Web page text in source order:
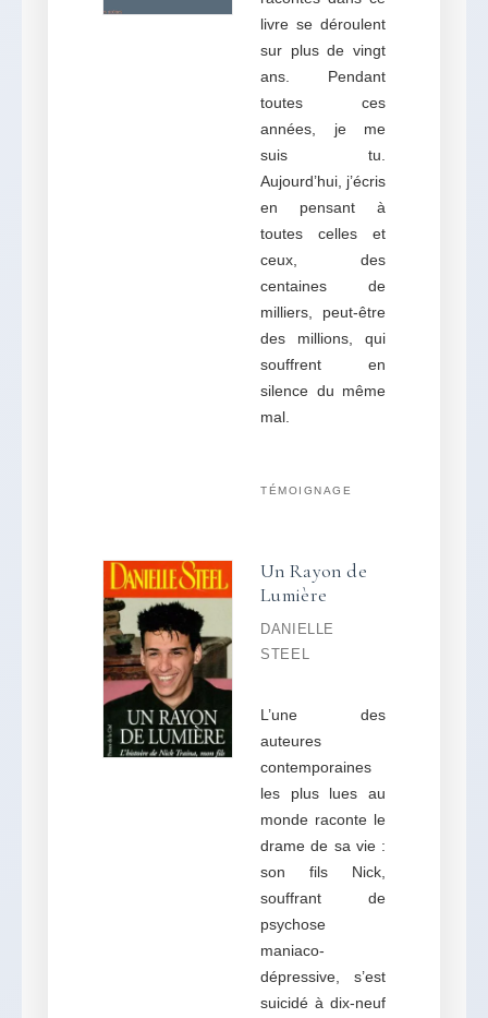
livre se déroulent
sur plus de vingt
ans. Pendant
toutes ces
années, je me
suis tu.
Aujourd’hui, j’écris
en pensant à
toutes celles et
ceux, des
centaines de
milliers, peut-être
des millions, qui
souffrent en
silence du même
mal.
TÉMOIGNAGE
Un Rayon de
Lumière
DANIELLE
STEEL
L’une des
auteures
contemporaines
les plus lues au
monde raconte le
drame de sa vie :
son fils Nick,
souffrant de
psychose
maniaco-
dépressive, s’est
suicidé à dix-neuf